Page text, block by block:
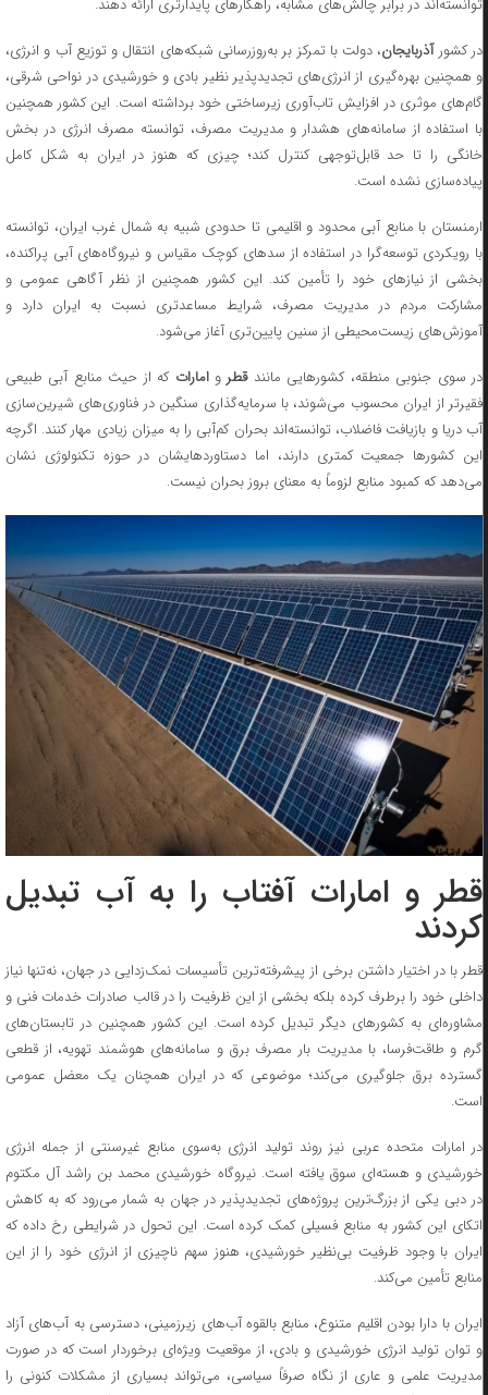
در کشور آذربایجان، دولت با تمرکز بر به‌روزرسانی شبکه‌های انتقال و توزیع آب و انرژی،
و همچنین بهره‌گیری از انرژی‌های تجدیدپذیر نظیر بادی و خورشیدی در نواحی شرقی،
گام‌های موثری در افزایش تاب‌آوری زیرساختی خود برداشته است. این کشور همچنین
با استفاده از سامانه‌های هشدار و مدیریت مصرف، توانسته مصرف انرژی در بخش
خانگی را تا حد قابل‌توجهی کنترل کند؛ چیزی که هنوز در ایران به شکل کامل
پیاده‌سازی نشده است.
ارمنستان با منابع آبی محدود و اقلیمی تا حدودی شبیه به شمال غرب ایران، توانسته
با رویکردی توسعه‌گرا در استفاده از سدهای کوچک مقیاس و نیروگاه‌های آبی پراکنده،
بخشی از نیازهای خود را تأمین کند. این کشور همچنین از نظر آگاهی عمومی و
مشارکت مردم در مدیریت مصرف، شرایط مساعدتری نسبت به ایران دارد و
آموزش‌های زیست‌محیطی از سنین پایین‌تری آغاز می‌شود.
در سوی جنوبی منطقه، کشورهایی مانند قطر و امارات که از حیث منابع آبی طبیعی
فقیرتر از ایران محسوب می‌شوند، با سرمایه‌گذاری سنگین در فناوری‌های شیرین‌سازی
آب دریا و بازیافت فاضلاب، توانسته‌اند بحران کم‌آبی را به میزان زیادی مهار کنند. اگرچه
این کشورها جمعیت کمتری دارند، اما دستاوردهایشان در حوزه تکنولوژی نشان
می‌دهد که کمبود منابع لزوماً به معنای بروز بحران نیست.
قطر و امارات آفتاب را به آب تبدیل
کردند
قطر با در اختیار داشتن برخی از پیشرفته‌ترین تأسیسات نمک‌زدایی در جهان، نه‌تنها نیاز
داخلی خود را برطرف کرده بلکه بخشی از این ظرفیت را در قالب صادرات خدمات فنی و
مشاوره‌ای به کشورهای دیگر تبدیل کرده است. این کشور همچنین در تابستان‌های
گرم و طاقت‌فرسا، با مدیریت بار مصرف برق و سامانه‌های هوشمند تهویه، از قطعی
گسترده برق جلوگیری می‌کند؛ موضوعی که در ایران همچنان یک معضل عمومی
است.
در امارات متحده عربی نیز روند تولید انرژی به‌سوی منابع غیرسنتی از جمله انرژی
خورشیدی و هسته‌ای سوق یافته است. نیروگاه خورشیدی محمد بن راشد آل مکتوم
در دبی یکی از بزرگ‌ترین پروژه‌های تجدیدپذیر در جهان به شمار می‌رود که به کاهش
اتکای این کشور به منابع فسیلی کمک کرده است. این تحول در شرایطی رخ داده که
ایران با وجود ظرفیت بی‌نظیر خورشیدی، هنوز سهم ناچیزی از انرژی خود را از این
منابع تأمین می‌کند.
ایران با دارا بودن اقلیم متنوع، منابع بالقوه آب‌های زیرزمینی، دسترسی به آب‌های آزاد
و توان تولید انرژی خورشیدی و بادی، از موقعیت ویژه‌ای برخوردار است که در صورت
مدیریت علمی و عاری از نگاه صرفاً سیاسی، می‌تواند بسیاری از مشکلات کنونی را